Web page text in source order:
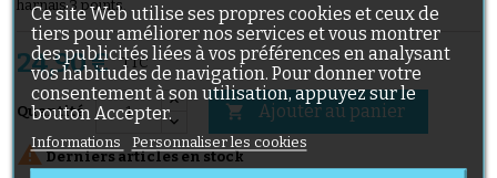
harnais 3 points.
24,90 € TTC
Quantité  Ajouter au panier
Derniers articles en stock
Ce site Web utilise ses propres cookies et ceux de
tiers pour améliorer nos services et vous montrer
des publicités liées à vos préférences en analysant
vos habitudes de navigation. Pour donner votre
consentement à son utilisation, appuyez sur le
bouton Accepter.
Informations Personnaliser les cookies